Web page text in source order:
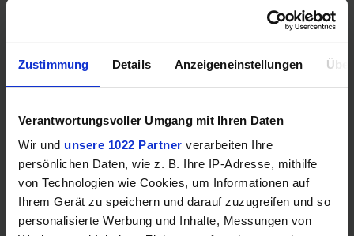
Zustimmung Details Anzeigeneinstellungen
Verantwortungsvoller Umgang mit Ihren Daten
Wir und unsere 1022 Partner verarbeiten Ihre
persönlichen Daten, wie z. B. Ihre IP-Adresse, mithilfe
von Technologien wie Cookies, um Informationen auf
Ihrem Gerät zu speichern und darauf zuzugreifen und so
personalisierte Werbung und Inhalte, Messungen von
AMD Radeon RX 7800 XT - 16GB
AVG
211.2 FPS
NVIDIA GeForce RTX 3060 - 8GB
AVG
101.6 FPS
1%
74.8 FPS
Starfield